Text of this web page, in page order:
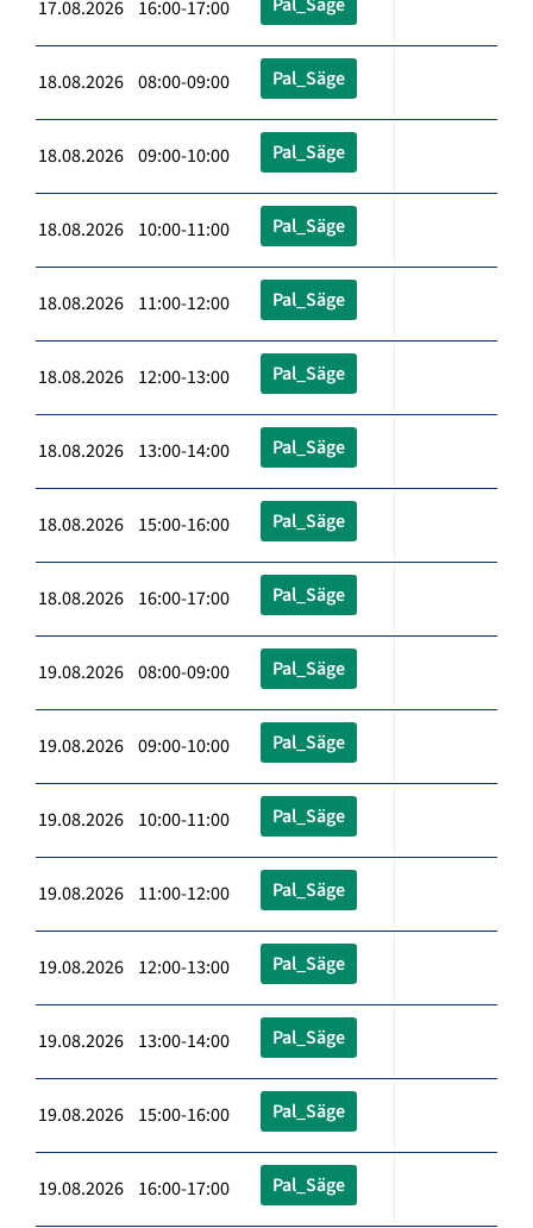
17.08.2026 16:00-17:00
18.08.2026 08:00-09:00 Pal_Säge
18.08.2026 09:00-10:00 Pal_Säge
18.08.2026 10:00-11:00 Pal_Säge
18.08.2026 11:00-12:00 Pal_Säge
18.08.2026 12:00-13:00 Pal_Säge
18.08.2026 13:00-14:00 Pal_Säge
18.08.2026 15:00-16:00 Pal_Säge
18.08.2026 16:00-17:00 Pal_Säge
19.08.2026 08:00-09:00 Pal_Säge
19.08.2026 09:00-10:00 Pal_Säge
19.08.2026 10:00-11:00 Pal_Säge
19.08.2026 11:00-12:00 Pal_Säge
19.08.2026 12:00-13:00 Pal_Säge
19.08.2026 13:00-14:00 Pal_Säge
19.08.2026 15:00-16:00 Pal_Säge
19.08.2026 16:00-17:00 Pal_Säge